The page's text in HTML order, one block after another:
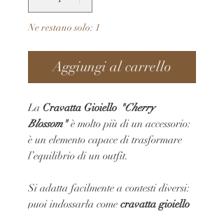
Ne restano solo: 1
Aggiungi al carrello
La Cravatta Gioiello "Cherry
Blossom"è molto più di un accessorio:
è un elemento capace di trasformare
l’equilibrio di un outfit.
Si adatta facilmente a contesti diversi:
puoi indossarla come cravatta gioiello